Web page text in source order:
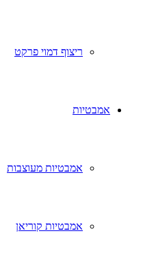
ריצוף דמוי פרקט
אמבטיות
אמבטיות מעוצבות
אמבטיות קוריאן